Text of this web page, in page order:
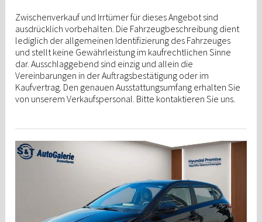
Zwischenverkauf und Irrtümer für dieses Angebot sind
ausdrücklich vorbehalten. Die Fahrzeugbeschreibung dient
lediglich der allgemeinen Identifizierung des Fahrzeuges
und stellt keine Gewährleistung im kaufrechtlichen Sinne
dar. Ausschlaggebend sind einzig und allein die
Vereinbarungen in der Auftragsbestätigung oder im
Kaufvertrag. Den genauen Ausstattungsumfang erhalten Sie
von unserem Verkaufspersonal. Bitte kontaktieren Sie uns.